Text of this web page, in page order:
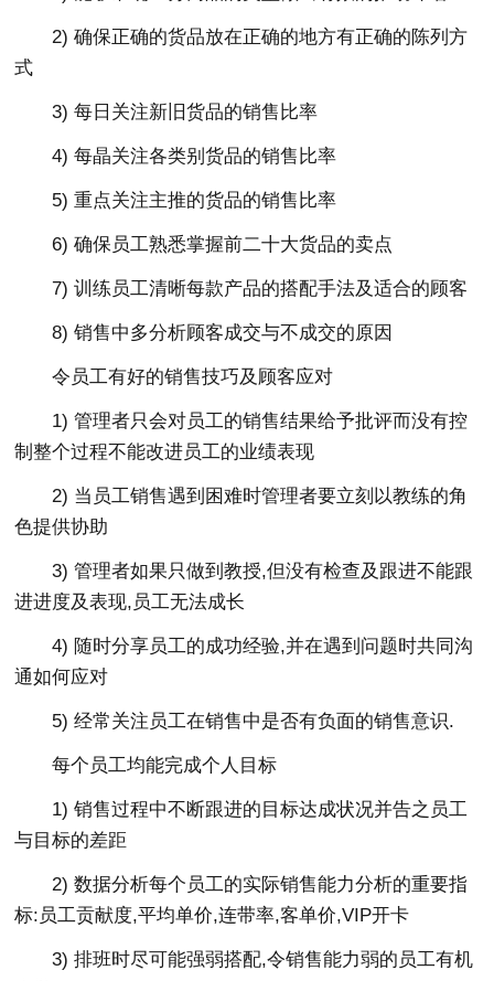
2) 确保正确的货品放在正确的地方有正确的陈列方
式
3) 每日关注新旧货品的销售比率
4) 每晶关注各类别货品的销售比率
5) 重点关注主推的货品的销售比率
6) 确保员工熟悉掌握前二十大货品的卖点
7) 训练员工清晰每款产品的搭配手法及适合的顾客
8) 销售中多分析顾客成交与不成交的原因
令员工有好的销售技巧及顾客应对
1) 管理者只会对员工的销售结果给予批评而没有控
制整个过程不能改进员工的业绩表现
2) 当员工销售遇到困难时管理者要立刻以教练的角
色提供协助
3) 管理者如果只做到教授,但没有检查及跟进不能跟
进进度及表现,员工无法成长
4) 随时分享员工的成功经验,并在遇到问题时共同沟
通如何应对
5) 经常关注员工在销售中是否有负面的销售意识.
每个员工均能完成个人目标
1) 销售过程中不断跟进的目标达成状况并告之员工
与目标的差距
2) 数据分析每个员工的实际销售能力分析的重要指
标:员工贡献度,平均单价,连带率,客单价,VIP开卡
3) 排班时尽可能强弱搭配,令销售能力弱的员工有机